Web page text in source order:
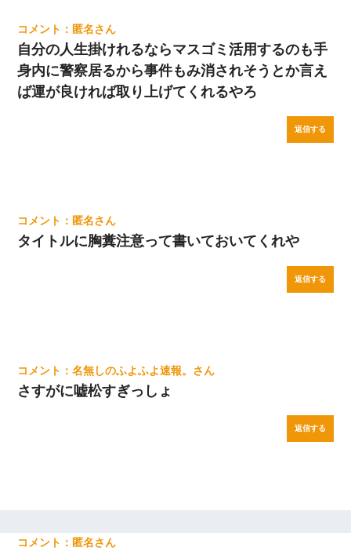
匿名
自分の人生掛けれるならマスゴミ活用するのも手
身内に警察居るから事件もみ消されそうとか言え
ば運が良ければ取り上げてくれるやろ
返信する
匿名
タイトルに胸糞注意って書いておいてくれや
返信する
名無しのふよふよ速報。
さすがに嘘松すぎっしょ
返信する
匿名